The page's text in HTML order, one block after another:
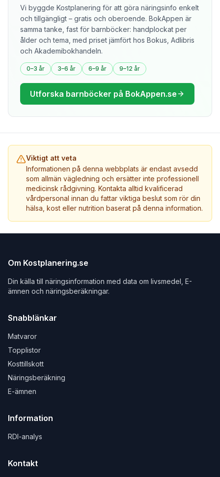
Vi byggde Kostplanering för att göra näringsinfo enkelt
och tillgängligt – gratis och oberoende. BokAppen är
samma tanke, fast för barnböcker: handplockat per
ålder och tema, med priset jämfört hos Bokus, Adlibris
och Akademibokhandeln.
0–3 år 3–6 år 6–9 år 9–12 år
Utforska barnböcker på BokAppen.se
Viktigt att veta
Informationen på denna webbplats är endast avsedd
som allmän vägledning och ersätter inte professionell
medicinsk rådgivning. Kontakta alltid kvalificerad
vårdpersonal innan du fattar viktiga beslut som rör din
hälsa, kost eller nutrition baserat på denna information.
Om Kostplanering.se
Din källa till näringsinformation med data om livsmedel, E-
ämnen och näringsberäkningar.
Snabblänkar
Matvaror
Topplistor
Kosttillskott
Näringsberäkning
E-ämnen
Information
RDI-analys
Kontakt